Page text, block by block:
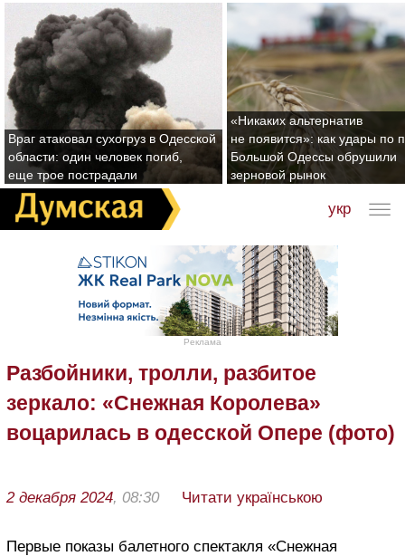
Враг атаковал сухогруз в Одесской
области: один человек погиб,
еще трое пострадали
«Никаких альтернатив
не появится»: как удары по
Большой Одессы обрушили
зерновой рынок
укр
Реклама
Разбойники, тролли, разбитое
зеркало: «Снежная Королева»
воцарилась в одесской Опере (фото)
2 декабря 2024, 08:30 Читати українською
Первые показы балетного спектакля «Снежная